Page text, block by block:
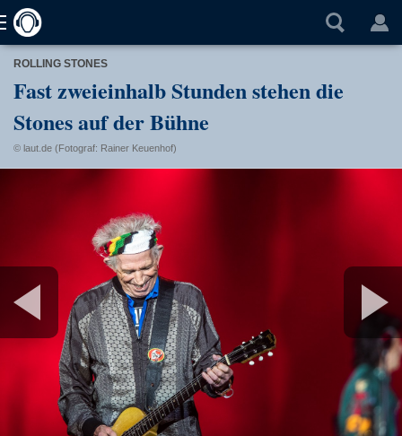
ROLLING STONES
Fast zweieinhalb Stunden stehen die
Stones auf der Bühne
© laut.de (Fotograf: Rainer Keuenhof)